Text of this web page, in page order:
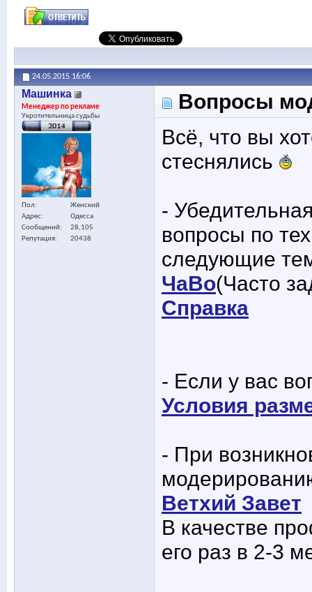
24.05.2015 16:06
Машинка
Менеджер по рекламе
Укротительница судьбы
Пол
Женский
Адрес
Одесса
Сообщений
28,105
Репутация
20438
Вопросы
Всё, что вы
стеснялись
-
вопросы по
следующие
ЧаВо(Часто
Справка
- Если у вас
Условия
- При
Ветхий Завет
В качестве
его раз в 2-3